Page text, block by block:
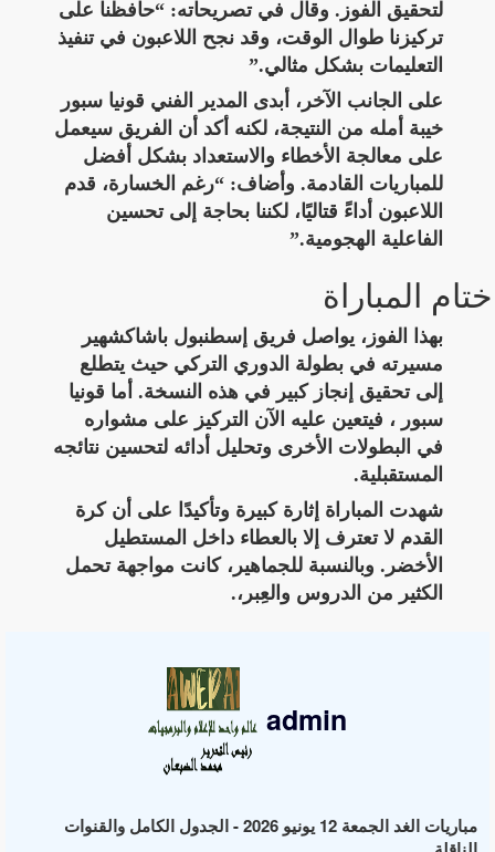
لتحقيق الفوز. وقال في تصريحاته: “حافظنا على
تركيزنا طوال الوقت، وقد نجح اللاعبون في تنفيذ
التعليمات بشكل مثالي.”
على الجانب الآخر، أبدى المدير الفني قونيا سبور
خيبة أمله من النتيجة، لكنه أكد أن الفريق سيعمل
على معالجة الأخطاء والاستعداد بشكل أفضل
للمباريات القادمة. وأضاف: “رغم الخسارة، قدم
اللاعبون أداءً قتاليًا، لكننا بحاجة إلى تحسين
الفاعلية الهجومية.”
ختام المباراة
بهذا الفوز، يواصل فريق إسطنبول باشاكشهير
مسيرته في بطولة الدوري التركي حيث يتطلع
إلى تحقيق إنجاز كبير في هذه النسخة. أما قونيا
سبور ، فيتعين عليه الآن التركيز على مشواره
في البطولات الأخرى وتحليل أدائه لتحسين نتائجه
المستقبلية.
شهدت المباراة إثارة كبيرة وتأكيدًا على أن كرة
القدم لا تعترف إلا بالعطاء داخل المستطيل
الأخضر. وبالنسبة للجماهير، كانت مواجهة تحمل
الكثير من الدروس والعِبر،.
admin
مباريات الغد الجمعة 12 يونيو 2026 - الجدول الكامل والقنوات